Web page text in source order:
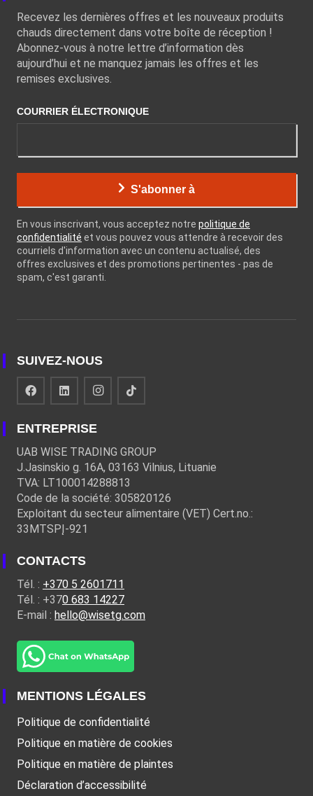
Recevez les dernières offres et les nouveaux produits
chauds directement dans votre boîte de réception !
Abonnez-vous à notre lettre d’information dès
aujourd’hui et ne manquez jamais les offres et les
remises exclusives.
COURRIER ÉLECTRONIQUE
S'abonner à
En vous inscrivant, vous acceptez notre politique de
confidentialité et vous pouvez vous attendre à recevoir des
courriels d'information avec un contenu actualisé, des
offres exclusives et des promotions pertinentes - pas de
spam, c'est garanti.
SUIVEZ-NOUS
ENTREPRISE
UAB WISE TRADING GROUP
J.Jasinskio g. 16A, 03163 Vilnius, Lituanie
TVA: LT100014288813
Code de la société: 305820126
Exploitant du secteur alimentaire (VET) Cert.no.:
33MTSPĮ-921
CONTACTS
Tél. : +370 5 2601711
Tél. : +370 683 14227
E-mail : hello@wisetg.com
MENTIONS LÉGALES
Politique de confidentialité
Politique en matière de cookies
Politique en matière de plaintes
Déclaration d’accessibilité